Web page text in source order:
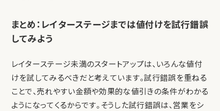
まとめ：レイターステージまでは値付けを試行錯誤
してみよう
レイターステージ未満のスタートアップは、いろんな値付
けを試してみるべきだと考えています。試行錯誤を重ねる
ことで、売れやすい金額や効果的な値引きの条件がわかる
ようになってくるからです。そうした試行錯誤は、営業をシ